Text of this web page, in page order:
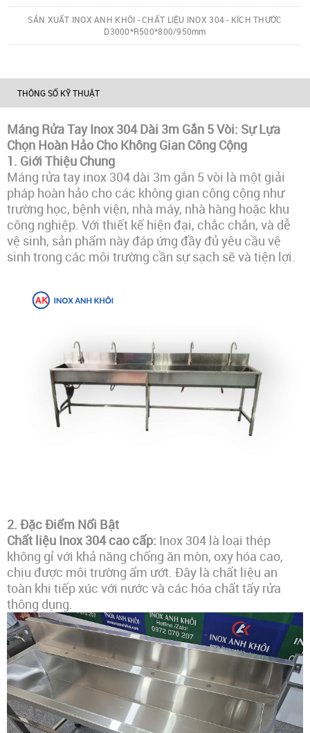
SẢN XUẤT INOX ANH KHÔI - CHẤT LIỆU INOX 304 - KÍCH THƯỚC
D3000*R500*800/950mm
THÔNG SỐ KỸ THUẬT
Máng Rửa Tay Inox 304 Dài 3m Gắn 5 Vòi: Sự Lựa
Chọn Hoàn Hảo Cho Không Gian Công Cộng
1. Giới Thiệu Chung
Máng rửa tay inox 304 dài 3m gắn 5 vòi là một giải
pháp hoàn hảo cho các không gian công cộng như
trường học, bệnh viện, nhà máy, nhà hàng hoặc khu
công nghiệp. Với thiết kế hiện đại, chắc chắn, và dễ
vệ sinh, sản phẩm này đáp ứng đầy đủ yêu cầu vệ
sinh trong các môi trường cần sự sạch sẽ và tiện lợi.
2. Đặc Điểm Nổi Bật
Chất liệu Inox 304 cao cấp: Inox 304 là loại thép
không gỉ với khả năng chống ăn mòn, oxy hóa cao,
chịu được môi trường ẩm ướt. Đây là chất liệu an
toàn khi tiếp xúc với nước và các hóa chất tẩy rửa
thông dụng.